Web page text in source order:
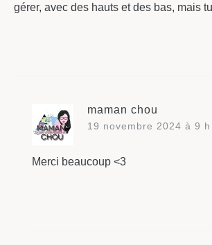
gérer, avec des hauts et des bas, mais
maman chou
19 novembre 2024 à 9
Merci beaucoup <3